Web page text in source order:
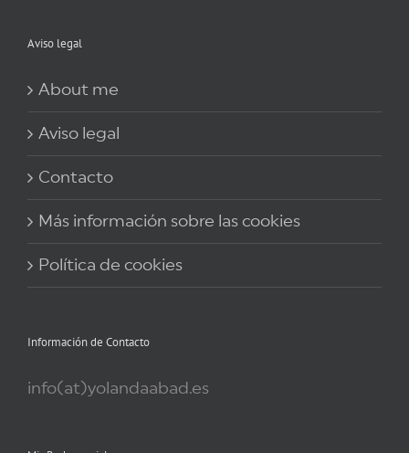
Aviso legal
About me
Aviso legal
Contacto
Más información sobre las cookies
Política de cookies
Información de Contacto
info(at)yolandaabad.es